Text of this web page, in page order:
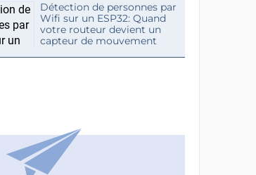
Détection de personnes par
Wifi sur un ESP32: Quand
votre routeur devient un
capteur de mouvement